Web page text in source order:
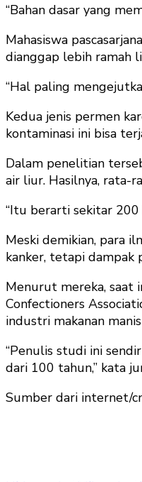
“Bahan dasar yang
Mahasiswa
dianggap lebih ramah
“Hal paling
Kedua jenis permen
kontaminasi ini bisa
Dalam penelitian
air liur. Hasilnya, rata-
“Itu berarti sekitar
Meski demikian, para
kanker, tetapi dampak
Menurut mereka, saat
Confectioners
industri makanan
“Penulis studi ini
dari 100 tahun,” kata
Sumber dari internet/